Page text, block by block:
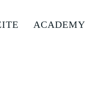
ACADEMY